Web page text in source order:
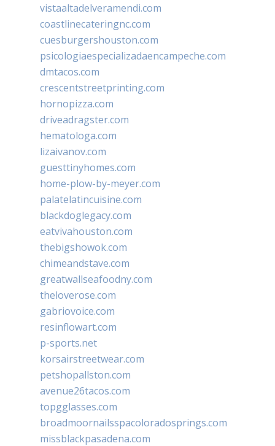
vistaaltadelveramendi.com
coastlinecateringnc.com
cuesburgershouston.com
psicologiaespecializadaencampeche.com
dmtacos.com
crescentstreetprinting.com
hornopizza.com
driveadragster.com
hematologa.com
lizaivanov.com
guesttinyhomes.com
home-plow-by-meyer.com
palatelatincuisine.com
blackdoglegacy.com
eatvivahouston.com
thebigshowok.com
chimeandstave.com
greatwallseafoodny.com
theloverose.com
gabriovoice.com
resinflowart.com
p-sports.net
korsairstreetwear.com
petshopallston.com
avenue26tacos.com
topgglasses.com
broadmoornailsspacoloradosprings.com
missblackpasadena.com